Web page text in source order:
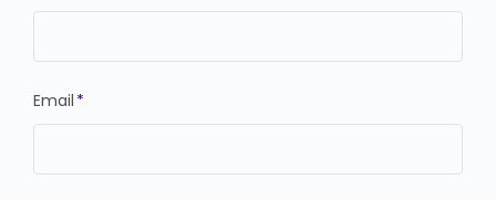
Email *